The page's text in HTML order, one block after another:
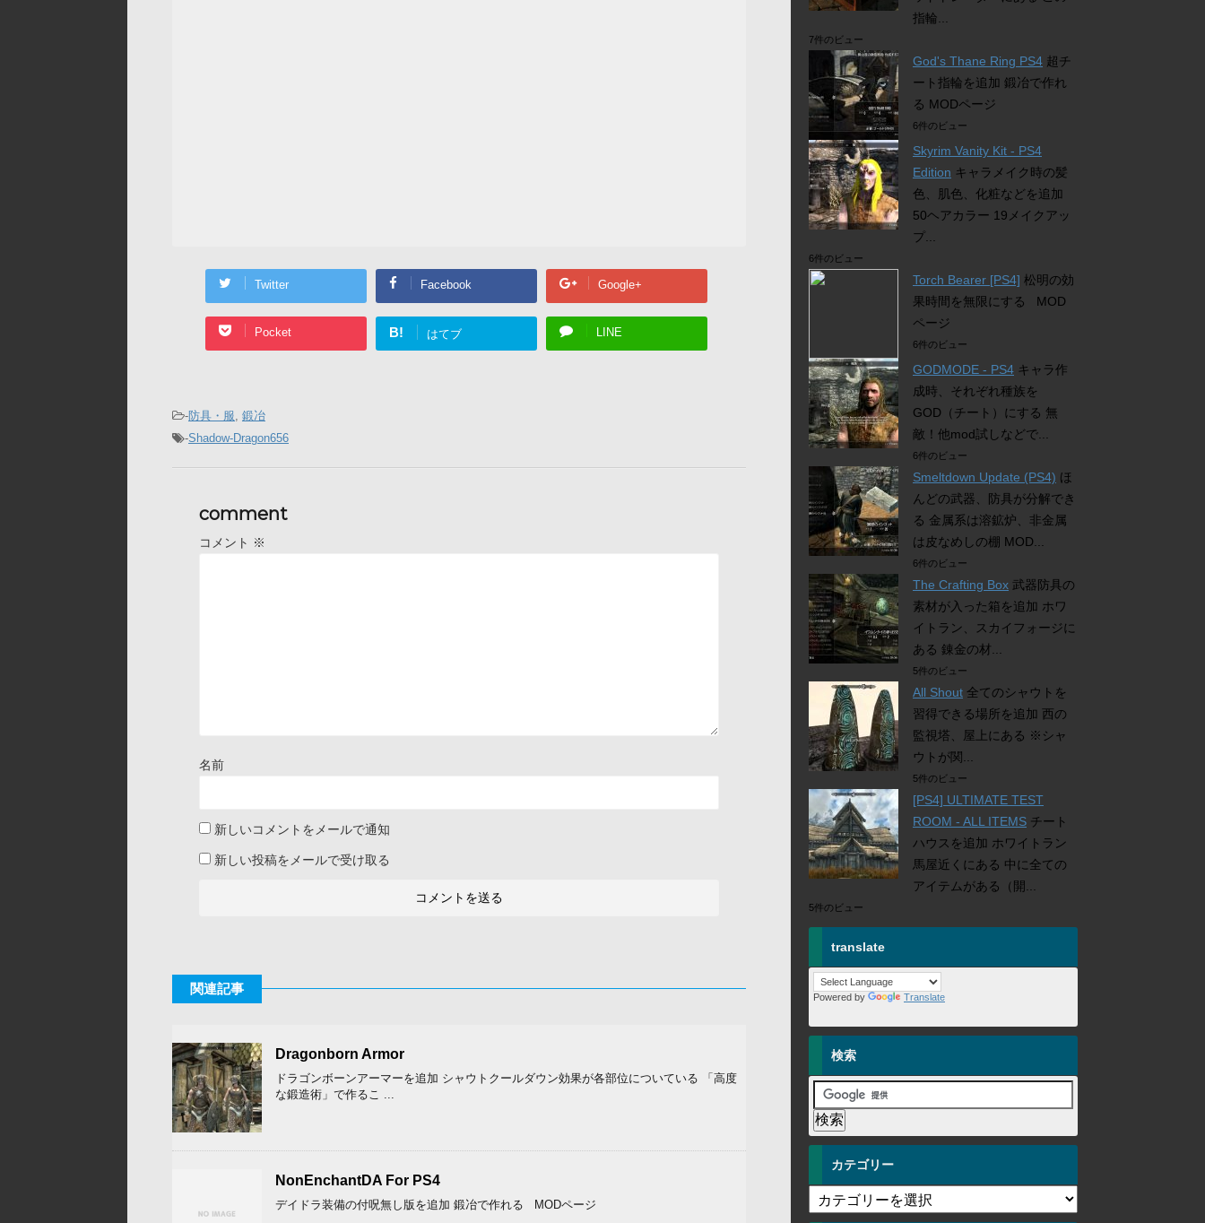
Twitter Facebook Google+
Pocket B! はてブ LINE
-防具・服, 鍛冶
-Shadow-Dragon656
comment
コメント ※
名前
新しいコメントをメールで通知
新しい投稿をメールで受け取る
関連記事
Dragonborn Armor
ドラゴンボーンアーマーを追加 シャウトクールダウン効果が各部位についている 「高度
な鍛造術」で作るこ ...
NonEnchantDA For PS4
デイドラ装備の付呪無し版を追加 鍛冶で作れる MODページ
指輪...
7件のビュー
God's Thane Ring PS4 超チ
ート指輪を追加 鍛冶で作れ
る MODページ
6件のビュー
Skyrim Vanity Kit - PS4
Edition キャラメイク時の髪
色、肌色、化粧などを追加
50ヘアカラー 19メイクアッ
プ...
6件のビュー
Torch Bearer [PS4] 松明の効
果時間を無限にする MOD
ページ
6件のビュー
GODMODE - PS4 キャラ作
成時、それぞれ種族を
GOD（チート）にする 無
敵！他mod試しなどで...
6件のビュー
Smeltdown Update (PS4) ほ
んどの武器、防具が分解でき
る 金属系は溶鉱炉、非金属
は皮なめしの棚 MOD...
6件のビュー
The Crafting Box 武器防具の
素材が入った箱を追加 ホワ
イトラン、スカイフォージに
ある 錬金の材...
5件のビュー
All Shout 全てのシャウトを
習得できる場所を追加 西の
監視塔、屋上にある ※シャ
ウトが関...
5件のビュー
[PS4] ULTIMATE TEST
ROOM - ALL ITEMS チート
ハウスを追加 ホワイトラン
馬屋近くにある 中に全ての
アイテムがある（開...
5件のビュー
translate
Powered by Translate
検索
カテゴリー